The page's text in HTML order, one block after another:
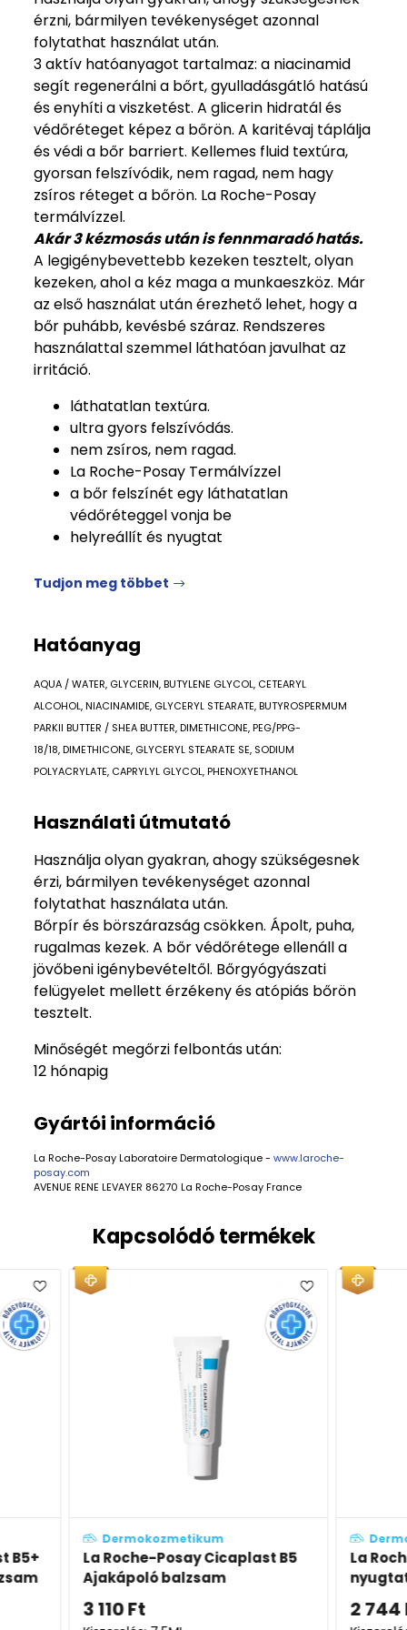
érzni, bármilyen tevékenységet azonnal
folytathat használat után.
3 aktív hatóanyagot tartalmaz: a niacinamid
segít regenerálni a bőrt, gyulladásgátló hatású
és enyhíti a viszketést. A glicerin hidratál és
védőréteget képez a bőrön. A karitévaj táplálja
és védi a bőr barriert. Kellemes fluid textúra,
gyorsan felszívódik, nem ragad, nem hagy
zsíros réteget a bőrön. La Roche-Posay
termálvízzel.
Akár 3 kézmosás után is fennmaradó hatás.
A legigénybevettebb kezeken tesztelt, olyan
kezeken, ahol a kéz maga a munkaeszköz. Már
az első használat után érezhető lehet, hogy a
bőr puhább, kevésbé száraz. Rendszeres
használattal szemmel láthatóan javulhat az
irritáció.
láthatatlan textúra.
ultra gyors felszívódás.
nem zsíros, nem ragad.
La Roche-Posay Termálvízzel
a bőr felszínét egy láthatatlan
védőréteggel vonja be
helyreállít és nyugtat
Tudjon meg többet
Hatóanyag
AQUA / WATER, GLYCERIN, BUTYLENE GLYCOL, CETEARYL
ALCOHOL, NIACINAMIDE, GLYCERYL STEARATE, BUTYROSPERMUM
PARKII BUTTER / SHEA BUTTER, DIMETHICONE, PEG/PPG-
18/18, DIMETHICONE, GLYCERYL STEARATE SE, SODIUM
POLYACRYLATE, CAPRYLYL GLYCOL, PHENOXYETHANOL
Használati útmutató
Használja olyan gyakran, ahogy szükségesnek
érzi, bármilyen tevékenységet azonnal
folytathat használata után.
Bőrpír és börszárazság csökken. Ápolt, puha,
rugalmas kezek. A bőr védőrétege ellenáll a
jövőbeni igénybevételtől. Bőrgyógyászati
felügyelet mellett érzékeny és atópiás bőrön
tesztelt.
Minőségét megőrzi felbontás után:
12 hónapig
Gyártói információ
La Roche-Posay Laboratoire Dermatologique - www.laroche-
posay.com
AVENUE RENE LEVAYER 86270 La Roche-Posay France
Kapcsolódó termékek
B5
Dermokozmetikum
La Roche-Posay Cicaplast B5+
nyugtató regeneráló balzsam
2 744Ft
La
3 110